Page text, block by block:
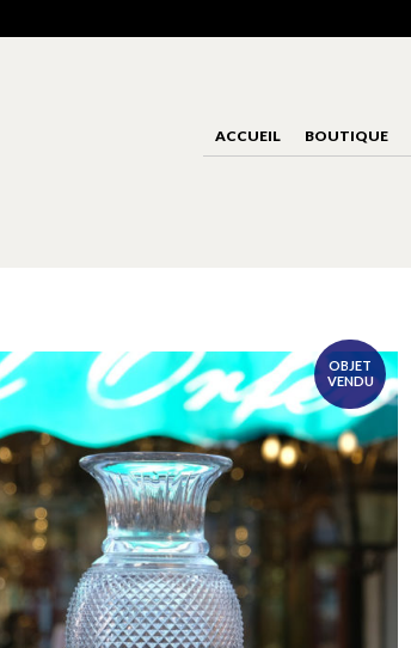
ACCUEIL BOUTIQUE
OBJET
VENDU